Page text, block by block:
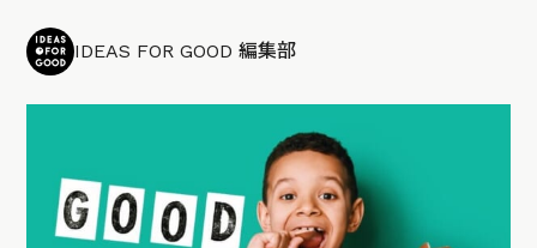
IDEAS FOR GOOD 編集部